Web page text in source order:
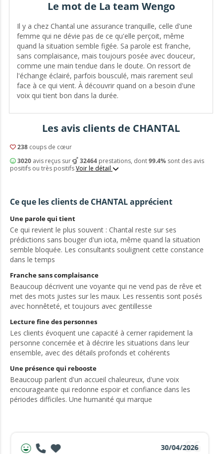
Le mot de La team Wengo
Il y a chez Chantal une assurance tranquille, celle d'une
femme qui ne dévie pas de ce qu'elle perçoit, même
quand la situation semble figée. Sa parole est franche,
sans complaisance, mais toujours posée avec douceur,
comme une main tendue dans le doute. On ressort de
l'échange éclairé, parfois bousculé, mais rarement seul
face à ce qui vient. À découvrir quand on a besoin d'une
voix qui tient bon dans la durée.
Les avis clients de CHANTAL
238coups de cœur
3020avis reçus sur 32464prestations, dont99.4%sont des avis
positifs ou très positifsVoir le détail
Ce que les clients de CHANTAL apprécient
Une parole qui tient
Ce qui revient le plus souvent : Chantal reste sur ses
prédictions sans bouger d'un iota, même quand la situation
semble bloquée. Les consultants soulignent cette constance
dans le temps
Franche sans complaisance
Beaucoup décrivent une voyante qui ne vend pas de rêve et
met des mots justes sur les maux. Les ressentis sont posés
avec honnêteté, et toujours avec gentillesse
Lecture fine des personnes
Les clients évoquent une capacité à cerner rapidement la
personne concernée et à décrire les situations dans leur
ensemble, avec des détails profonds et cohérents
Une présence qui rebooste
Beaucoup parlent d'un accueil chaleureux, d'une voix
encourageante qui redonne espoir et confiance dans les
périodes difficiles. Une humanité qui marque
30/04/2026